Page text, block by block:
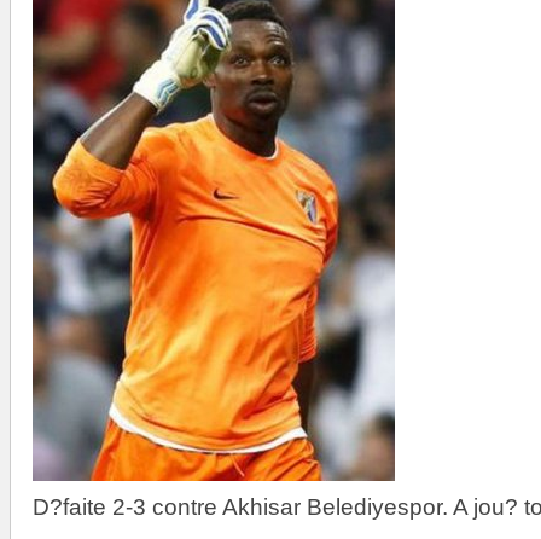
D?faite 2-3 contre Akhisar Belediyespor. A jou?